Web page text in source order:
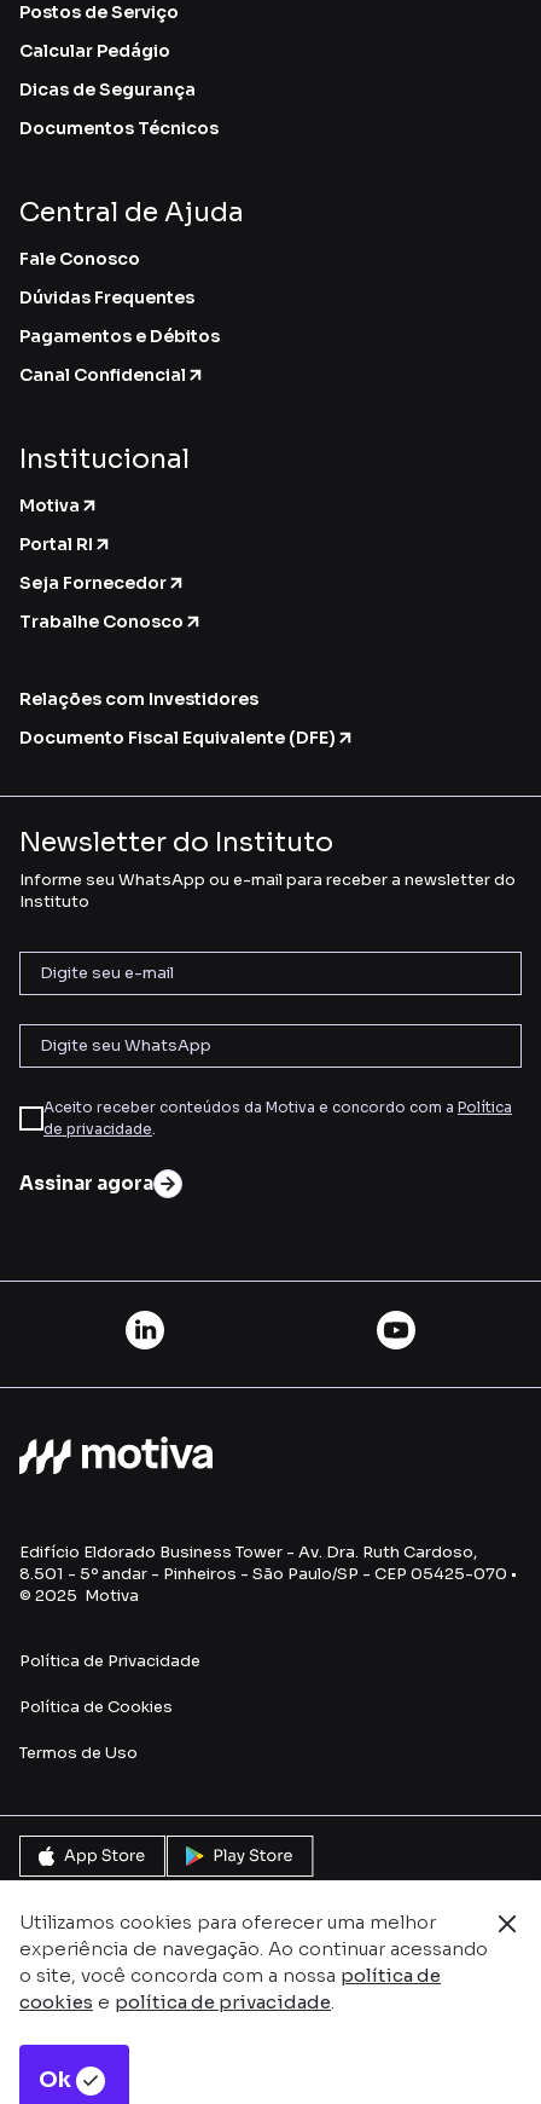
Utilizamos cookies para oferecer uma melhor
experiência de navegação. Ao continuar acessando
o site, você concorda com a nossa política de
cookies e política de privacidade.
Ok
Postos de Serviço
Calcular Pedágio
Dicas de Segurança
Documentos Técnicos
Central de Ajuda
Fale Conosco
Dúvidas Frequentes
Pagamentos e Débitos
Canal Confidencial
Institucional
Motiva
Portal RI
Seja Fornecedor
Trabalhe Conosco
Relações com Investidores
Documento Fiscal Equivalente (DFE)
Newsletter do Instituto
Informe seu WhatsApp ou e-mail para receber a newsletter do
Instituto
Aceito receber conteúdos da Motiva e concordo com a Política
de privacidade.
Assinar agora
Edifício Eldorado Business Tower - Av. Dra. Ruth Cardoso,
8.501 - 5º andar - Pinheiros - São Paulo/SP - CEP 05425-070 •
© 2025 Motiva
Política de Privacidade
Política de Cookies
Termos de Uso
Este site é protegido pelo reCAPTCHA e pela